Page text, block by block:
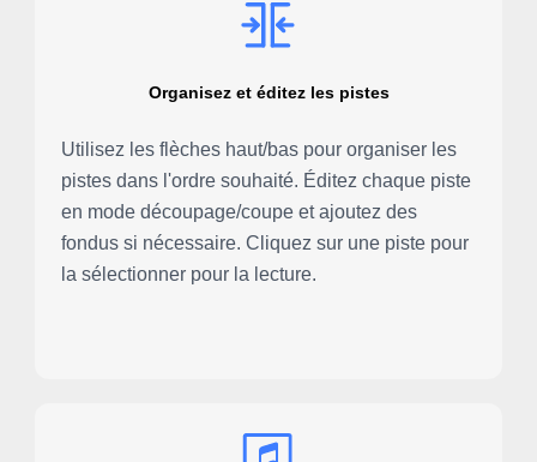
Organisez et éditez les pistes
Utilisez les flèches haut/bas pour organiser les
pistes dans l'ordre souhaité. Éditez chaque piste
en mode découpage/coupe et ajoutez des
fondus si nécessaire. Cliquez sur une piste pour
la sélectionner pour la lecture.